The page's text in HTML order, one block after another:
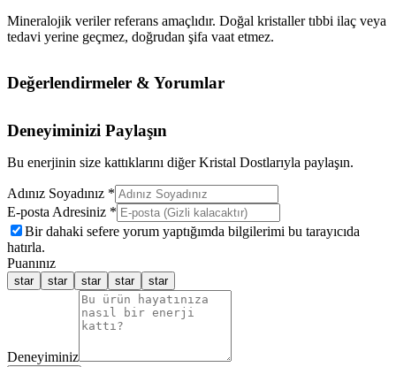
Mineralojik veriler referans amaçlıdır. Doğal kristaller tıbbi ilaç veya
tedavi yerine geçmez, doğrudan şifa vaat etmez.
Değerlendirmeler & Yorumlar
Deneyiminizi Paylaşın
Bu enerjinin size kattıklarını diğer Kristal Dostlarıyla paylaşın.
Adınız Soyadınız *
E-posta Adresiniz *
Bir dahaki sefere yorum yaptığımda bilgilerimi bu tarayıcıda
hatırla.
Puanınız
star star star star star
Deneyiminiz